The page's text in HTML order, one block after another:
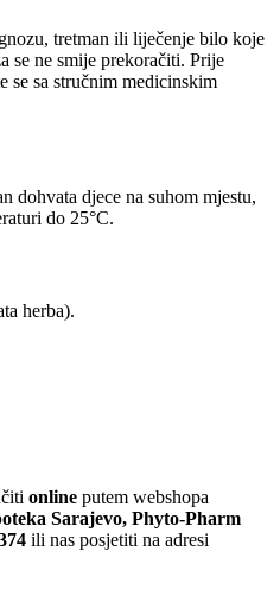
tretman ili liječenje bilo koje
se ne smije prekoračiti. Prije
se sa stručnim medicinskim
dohvata djece na suhom mjestu,
do 25°C.
herba).
online putem webshopa
Sarajevo, Phyto-Pharm
ili nas posjetiti na adresi